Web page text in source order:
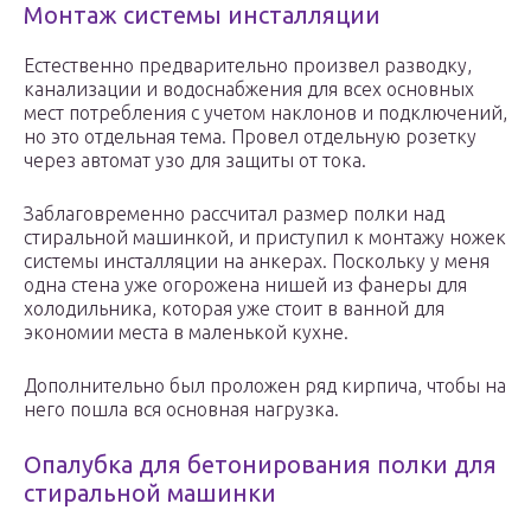
Монтаж системы инсталляции
Естественно предварительно произвел разводку,
канализации и водоснабжения для всех основных
мест потребления с учетом наклонов и подключений,
но это отдельная тема. Провел отдельную розетку
через автомат узо для защиты от тока.
Заблаговременно рассчитал размер полки над
стиральной машинкой, и приступил к монтажу ножек
системы инсталляции на анкерах. Поскольку у меня
одна стена уже огорожена нишей из фанеры для
холодильника, которая уже стоит в ванной для
экономии места в маленькой кухне.
Дополнительно был проложен ряд кирпича, чтобы на
него пошла вся основная нагрузка.
Опалубка для бетонирования полки для
стиральной машинки